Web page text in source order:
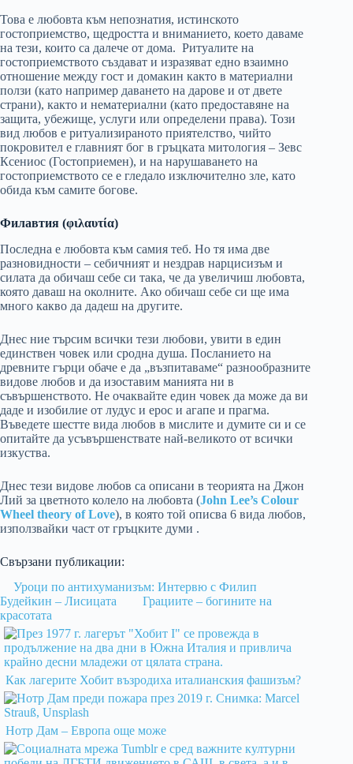
Това е любовта към непознатия, истинското
гостоприемство, щедростта и вниманието, което даваме
на тези, които са далече от дома. Ритуалите на
гостоприемството създават и изразяват едно взаимно
отношение между гост и домакин както в материални
ползи (като например даването на дарове и от двете
страни), както и нематериални (като предоставяне на
защита, убежище, услуги или определени права). Този
вид любов е ритуализираното приятелство, чийто
покровител е главният бог в гръцката митология – Зевс
Ксениос (Гостоприемен), и на нарушаването на
гостоприемството се е гледало изключително зле, като
обида към самите богове.
Филавтия (φιλαυτία)
Последна е любовта към самия теб. Но тя има две
разновидности – себичният и нездрав нарцисизъм и
силата да обичаш себе си така, че да увеличиш любовта,
която даваш на околните. Ако обичаш себе си ще има
много какво да дадеш на другите.
Днес ние търсим всички тези любови, увити в един
единствен човек или сродна душа. Посланието на
древните гърци обаче е да „възпитаваме“ разнообразните
видове любов и да изоставим манията ни в
съвършенството. Не очаквайте един човек да може да ви
даде и изобилие от лудус и ерос и агапе и прагма.
Въведете шестте вида любов в мислите и думите си и се
опитайте да усъвършенствате най-великото от всички
изкуства.
Днес тези видове любов са описани в теорията на Джон
Лий за цветното колело на любовта (John Lee’s Colour
Wheel theory of Love), в която той описва 6 вида любов,
използвайки част от гръцките думи .
Свързани публикации:
Уроци по антихуманизъм: Интервю с Филип
Будейкин – Лисицата
Грациите – богините на
красотата
Как лагерите Хобит възродиха италианския фашизъм?
Нотр Дам – Европа още може